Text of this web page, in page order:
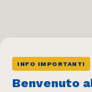
INFO IMPORTANTI
Benvenuto